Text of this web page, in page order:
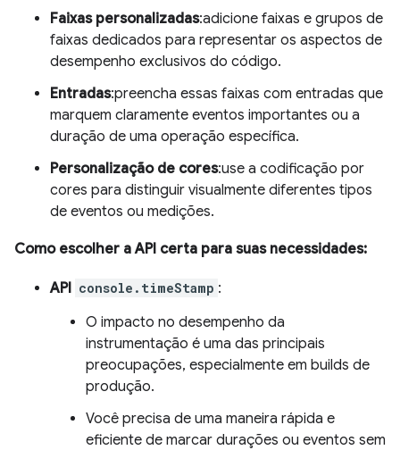
Faixas personalizadas:adicione faixas e grupos de
faixas dedicados para representar os aspectos de
desempenho exclusivos do código.
Entradas:preencha essas faixas com entradas que
marquem claramente eventos importantes ou a
duração de uma operação específica.
Personalização de cores:use a codificação por
cores para distinguir visualmente diferentes tipos
de eventos ou medições.
Como escolher a API certa para suas necessidades:
API console.timeStamp :
O impacto no desempenho da
instrumentação é uma das principais
preocupações, especialmente em builds de
produção.
Você precisa de uma maneira rápida e
eficiente de marcar durações ou eventos sem